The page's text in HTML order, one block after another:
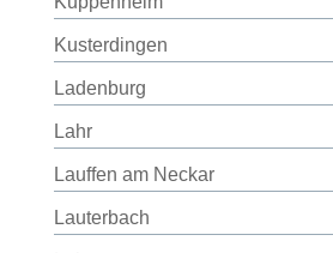
Kusterdingen
Ladenburg
Lahr
Lauffen am Neckar
Lauterbach